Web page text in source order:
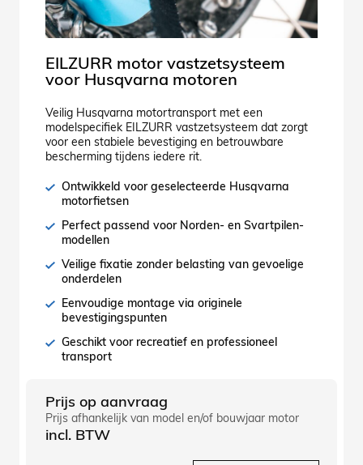
EILZURR motor vastzetsysteem
voor Husqvarna motoren
Veilig Husqvarna motortransport met een
modelspecifiek EILZURR vastzetsysteem dat zorgt
voor een stabiele bevestiging en betrouwbare
bescherming tijdens iedere rit.
Ontwikkeld voor geselecteerde Husqvarna
motorfietsen
Perfect passend voor Norden- en Svartpilen-
modellen
Veilige fixatie zonder belasting van gevoelige
onderdelen
Eenvoudige montage via originele
bevestigingspunten
Geschikt voor recreatief en professioneel
transport
Prijs op aanvraag
Prijs afhankelijk van model en/of bouwjaar motor
incl. BTW